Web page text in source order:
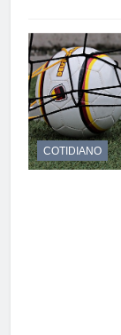
COTIDIANO